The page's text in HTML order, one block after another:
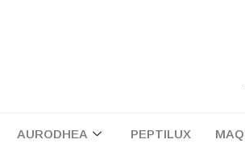
AURODHEA PEPTILUX